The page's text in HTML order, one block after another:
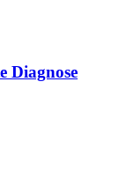
Diagnose